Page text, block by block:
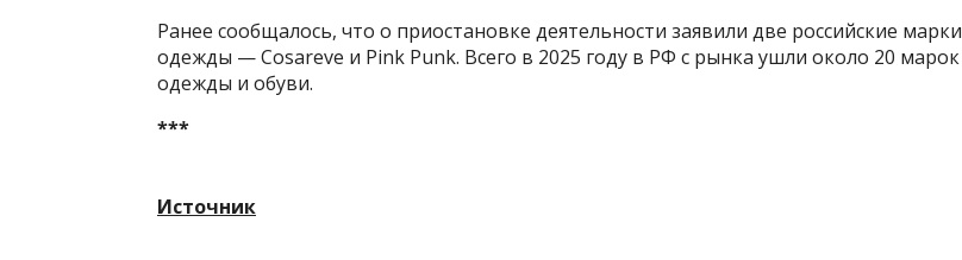
Ранее сообщалось, что о приостановке деятельности заявили две российские марки
одежды — Cosareve и Pink Punk. Всего в 2025 году в РФ с рынка ушли около 20 марок
одежды и обуви.
***
Источник